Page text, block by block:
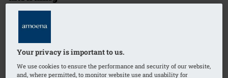
Gerelateerde artikelen
Your privacy is important to us.
We use cookies to ensure the performance and security of our website,
and, where permitted, to monitor website use and usability for